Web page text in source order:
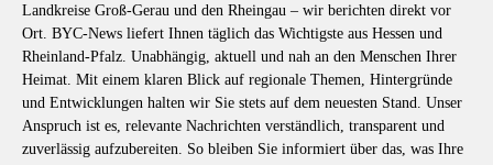
Landkreise Groß-Gerau und den Rheingau – wir berichten direkt vor
Ort. BYC-News liefert Ihnen täglich das Wichtigste aus Hessen und
Rheinland-Pfalz. Unabhängig, aktuell und nah an den Menschen Ihrer
Heimat. Mit einem klaren Blick auf regionale Themen, Hintergründe
und Entwicklungen halten wir Sie stets auf dem neuesten Stand. Unser
Anspruch ist es, relevante Nachrichten verständlich, transparent und
zuverlässig aufzubereiten. So bleiben Sie informiert über das, was Ihre